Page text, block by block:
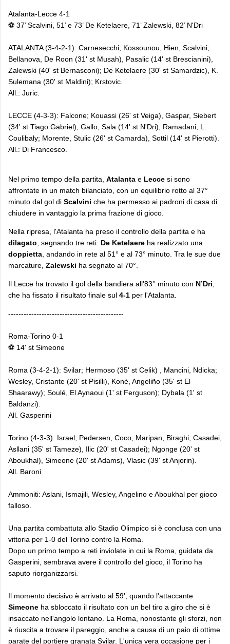
Atalanta-Lecce 4-1
⚽ 37’ Scalvini, 51’ e 73’ De Ketelaere, 71’ Zalewski, 82’ N'Dri
ATALANTA (3-4-2-1): Carnesecchi; Kossounou, Hien, Scalvini;
Bellanova, De Roon (31' st Musah), Pasalic (14' st Brescianini),
Zalewski (40' st Bernasconi); De Ketelaere (30' st Samardzic), K.
Sulemana (30' st Maldini); Krstovic.
All.: Juric.
LECCE (4-3-3): Falcone; Kouassi (26' st Veiga), Gaspar, Siebert
(34' st Tiago Gabriel), Gallo; Sala (14' st N'Dri), Ramadani, L.
Coulibaly; Morente, Stulic (26' st Camarda), Sottil (14' st Pierotti).
All.: Di Francesco.
​Nel primo tempo della partita, Atalanta e Lecce si sono
affrontate in un match bilanciato, con un equilibrio rotto al 37°
minuto dal gol di Scalvini che ha permesso ai padroni di casa di
chiudere in vantaggio la prima frazione di gioco.
​Nella ripresa, l'Atalanta ha preso il controllo della partita e ha
dilagato , segnando tre reti. De Ketelaere ha realizzato una
doppietta , andando in rete al 51° e al 73° minuto. Tra le sue due
marcature, Zalewski ha segnato al 70°.
​Il Lecce ha trovato il gol della bandiera all'83° minuto con N’Dri
che ha fissato il risultato finale sul 4-1 per l'Atalanta.
---------------------------------------------
Roma-Torino 0-1
⚽ 14' st Simeone
Roma (3-4-2-1): Svilar; Hermoso (35' st Celik) , Mancini, Ndicka;
Wesley, Cristante (20' st Pisilli), Koné, Angeliño (35' st El
Shaarawy); Soulé, El Aynaoui (1' st Ferguson); Dybala (1' st
Baldanzi).
All. Gasperini
Torino (4-3-3): Israel; Pedersen, Coco, Maripan, Biraghi; Casadei,
Asllani (35' st Tameze), Ilic (20' st Casadei); Ngonge (20' st
Aboukhal), Simeone (20' st Adams), Vlasic (39' st Anjorin).
All. Baroni
Ammoniti: Aslani, Ismajili, Wesley, Angelino e Aboukhal per gioco
falloso.
Una partita combattuta allo Stadio Olimpico si è conclusa con una
vittoria per 1-0 del Torino contro la Roma.
Dopo un primo tempo a reti inviolate in cui la Roma, guidata da
Gasperini, sembrava avere il controllo del gioco, il Torino ha
saputo riorganizzarsi.
Il momento decisivo è arrivato al 59', quando l'attaccante
Simeone ha sbloccato il risultato con un bel tiro a giro che si è
insaccato nell'angolo lontano. La Roma, nonostante gli sforzi, non
è riuscita a trovare il pareggio, anche a causa di un paio di ottime
parate del portiere granata Svilar. L'unica vera occasione per i